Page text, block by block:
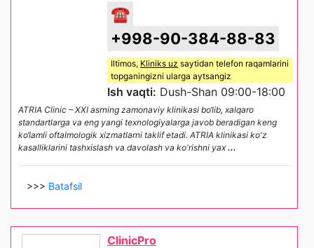
☎
+998-90-384-88-83
Iltimos, Kliniks uz saytidan telefon raqamlarini
topganingizni ularga aytsangiz
Ish vaqti: Dush-Shan 09:00-18:00
ATRIA Clinic – XXI asrning zamonaviy klinikasi bo‘lib, xalqaro
standartlarga va eng yangi texnologiyalarga javob beradigan keng
ko‘lamli oftalmologik xizmatlarni taklif etadi. ATRIA klinikasi ko'z
kasalliklarini tashxislash va davolash va ko'rishni yax...
>>> Batafsil
ClinicPro